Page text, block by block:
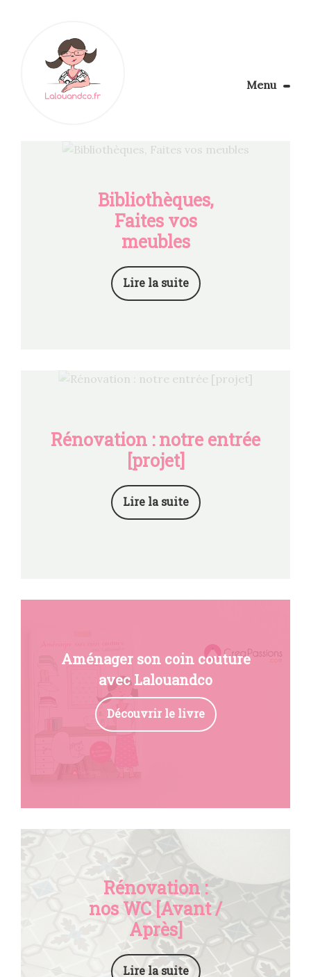
Menu
Apprendre la couture
Bibliothèques,
Faites vos
meubles
Lire la suite
Rénovation : notre entrée
[projet]
Lire la suite
Aménager son coin couture
avec Lalouandco
Découvrir le livre
Rénovation :
nos WC [Avant /
Après]
Lire la suite